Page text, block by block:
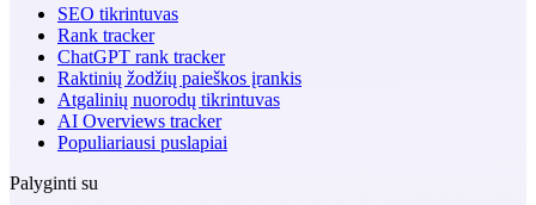
SEO tikrintuvas
Rank tracker
ChatGPT rank tracker
Raktinių žodžių paieškos įrankis
Atgalinių nuorodų tikrintuvas
AI Overviews tracker
Populiariausi puslapiai
Palyginti su